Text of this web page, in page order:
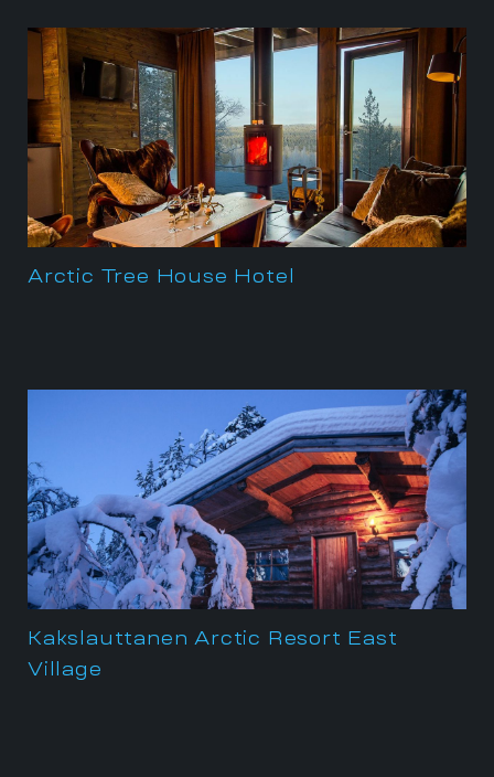
Arctic Tree House Hotel
Kakslauttanen Arctic Resort East
Village